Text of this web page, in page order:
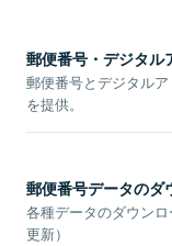
郵便番号・デジタル
郵便番号とデジタル
を提供。
郵便番号データのダ
各種データのダウン
更新）